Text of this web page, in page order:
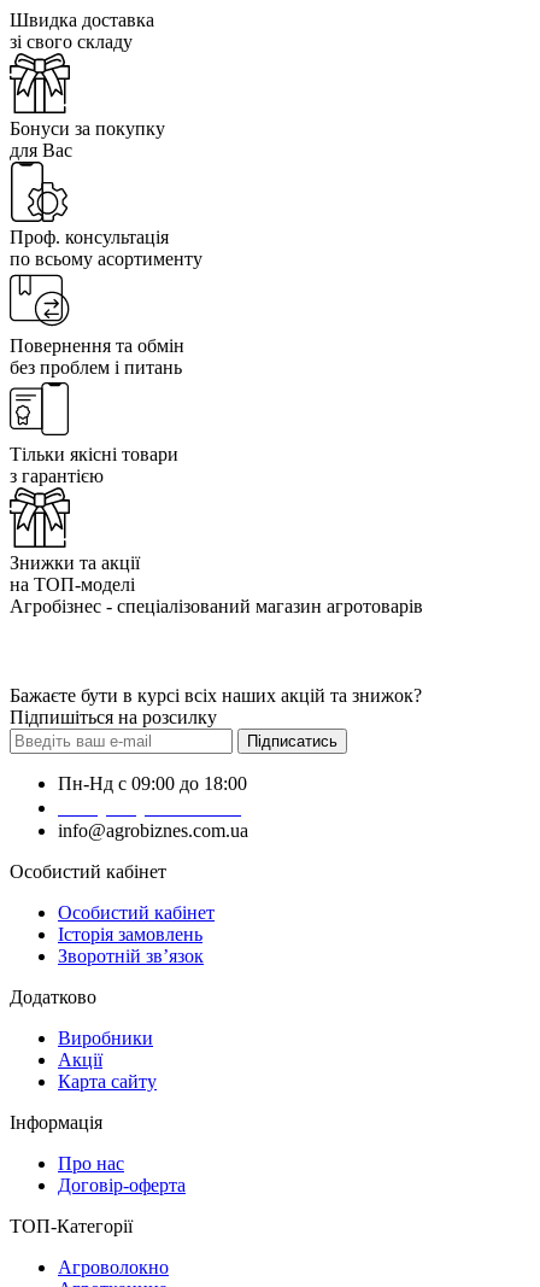
Швидка доставка
зі свого складу
Бонуси за покупку
для Вас
Проф. консультація
по всьому асортименту
Повернення та обмін
без проблем і питань
Тільки якісні товари
з гарантією
Знижки та акції
на ТОП-моделі
Агробізнес - спеціалізований магазин агротоварів
Бажаєте бути в курсі всіх наших акцій та знижок?
Підпишіться на розсилку
Підписатись
Пн-Нд с 09:00 до 18:00
info@agrobiznes.com.ua
Особистий кабінет
Особистий кабінет
Історія замовлень
Зворотній зв’язок
Додатково
Виробники
Акції
Карта сайту
Інформація
Про нас
Договір-оферта
ТОП-Категорії
Агроволокно